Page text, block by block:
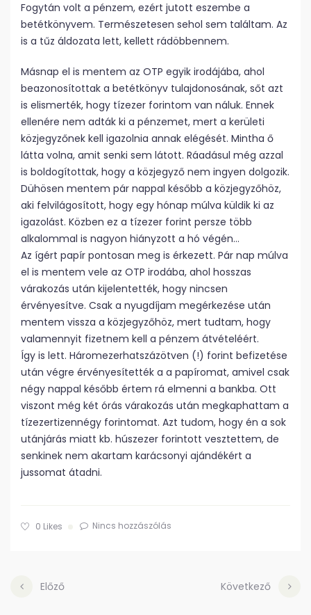
Fogytán volt a pénzem, ezért jutott eszembe a
betétkönyvem. Természetesen sehol sem találtam. Az
is a tűz áldozata lett, kellett rádöbbennem.
Másnap el is mentem az OTP egyik irodájába, ahol
beazonosítottak a betétkönyv tulajdonosának, sőt azt
is elismerték, hogy tízezer forintom van náluk. Ennek
ellenére nem adták ki a pénzemet, mert a kerületi
közjegyzőnek kell igazolnia annak elégését. Mintha ő
látta volna, amit senki sem látott. Ráadásul még azzal
is boldogítottak, hogy a közjegyző nem ingyen dolgozik.
Dühösen mentem pár nappal később a közjegyzőhöz,
aki felvilágosított, hogy egy hónap múlva küldik ki az
igazolást. Közben ez a tízezer forint persze több
alkalommal is nagyon hiányzott a hó végén…
Az ígért papír pontosan meg is érkezett. Pár nap múlva
el is mentem vele az OTP irodába, ahol hosszas
várakozás után kijelentették, hogy nincsen
érvényesítve. Csak a nyugdíjam megérkezése után
mentem vissza a közjegyzőhöz, mert tudtam, hogy
valamennyit fizetnem kell a pénzem átvételéért.
Így is lett. Háromezerhatszázötven (!) forint befizetése
után végre érvényesítették a a papíromat, amivel csak
négy nappal később értem rá elmenni a bankba. Ott
viszont még két órás várakozás után megkaphattam a
tízezertizennégy forintomat. Azt tudom, hogy én a sok
utánjárás miatt kb. húszezer forintott vesztettem, de
senkinek nem akartam karácsonyi ajándékért a
jussomat átadni.
0 Likes Nincs hozzászólás
Előző Következő